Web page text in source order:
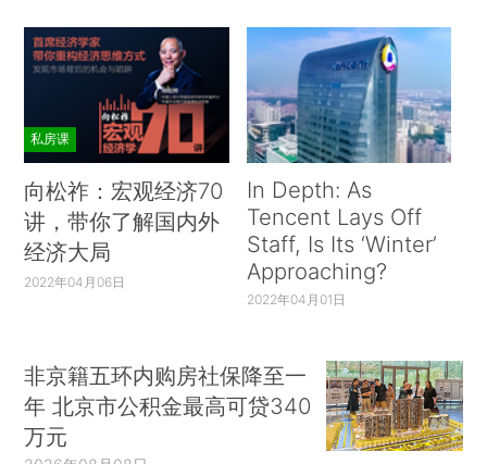
私房课
向松祚：宏观经济70
讲，带你了解国内外
经济大局
2022年04月06日
In Depth: As
Tencent Lays Off
Staff, Is Its ‘Winter’
Approaching?
2022年04月01日
非京籍五环内购房社保降至一
年 北京市公积金最高可贷340
万元